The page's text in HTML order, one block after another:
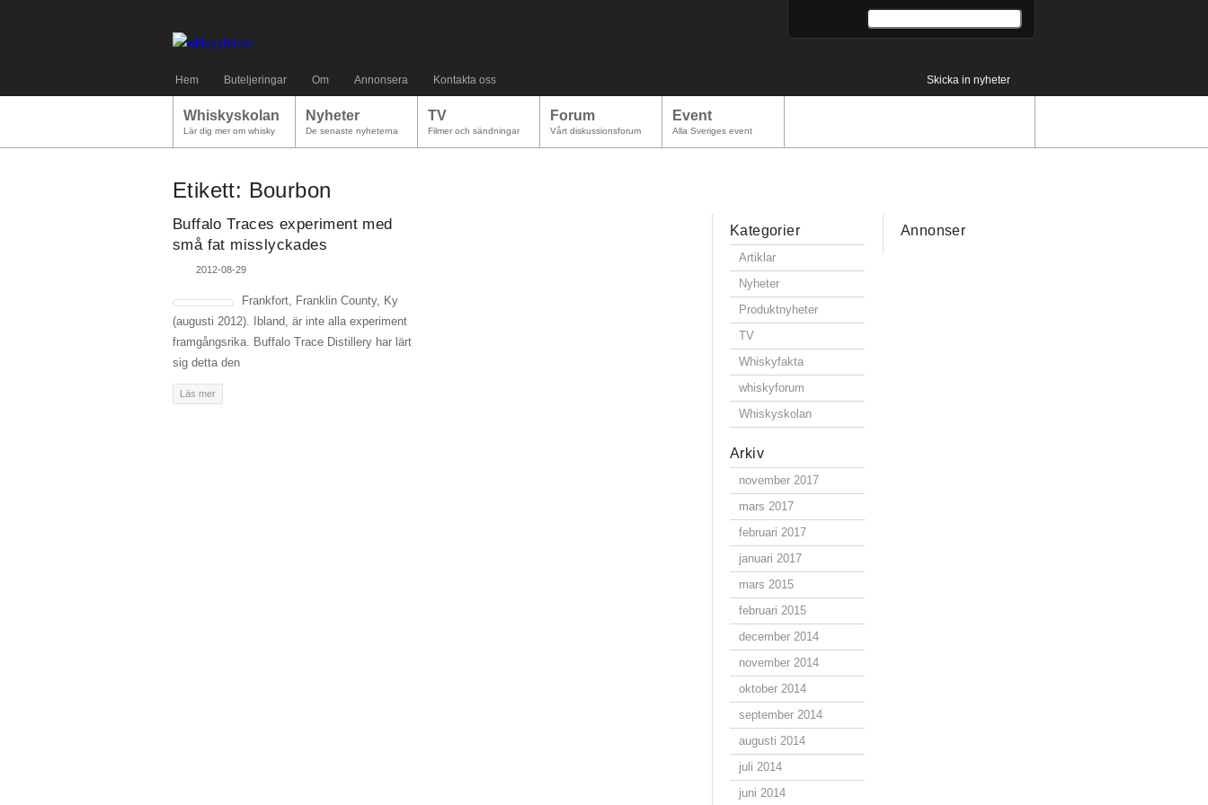
Hem Buteljeringar Om Annonsera Kontakta oss Skicka in nyheter
Whiskyskolan
Lär dig mer om whisky
Nyheter
De senaste nyheterna
TV
Filmer och sändningar
Forum
Vårt diskussionsforum
Event
Alla Sveriges event
Etikett: Bourbon
Buffalo Traces experiment med
små fat misslyckades
2012-08-29
Frankfort, Franklin County, Ky
(augusti 2012). Ibland, är inte alla experiment
framgångsrika. Buffalo Trace Distillery har lärt
sig detta den
Läs mer
Kategorier
Artiklar
Nyheter
Produktnyheter
TV
Whiskyfakta
whiskyforum
Whiskyskolan
Arkiv
november 2017
mars 2017
februari 2017
januari 2017
mars 2015
februari 2015
december 2014
november 2014
oktober 2014
september 2014
augusti 2014
juli 2014
juni 2014
Annonser